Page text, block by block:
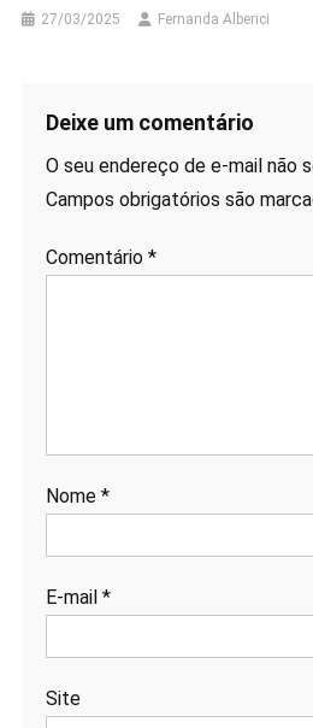
27/03/2025 Fernanda Alberici
Deixe um comentário
O seu endereço de e-mail não
Campos obrigatórios são
Comentário *
Nome *
E-mail *
Site